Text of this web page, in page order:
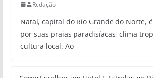
viajantes
Natal, capital do Rio Grande do Norte, é